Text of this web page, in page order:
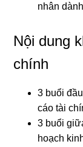
nhân
Nội dung
chính
3 buổi
cáo tài
3 buổi
hoạch